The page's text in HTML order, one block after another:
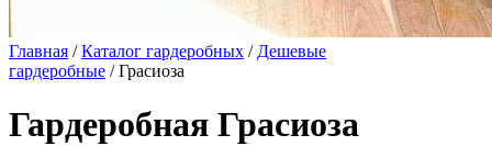
Главная /Каталог гардеробных / Дешевые
гардеробные / Грасиоза
Гардеробная Грасиоза